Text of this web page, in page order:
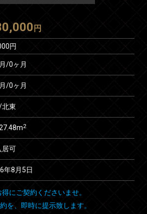
円
円
/0ヶ月
/0ヶ月
東
2
居可
年8月5日
にご契約くださいませ。
を、即時に提示致します。